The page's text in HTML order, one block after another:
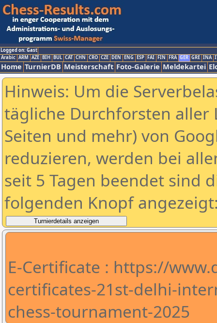
Logged on: Gast
Arabic ARM AZE BIH BUL CAT CHN CRO CZE DEN ENG ESP FAI FIN FRA GER GRE INA
Home TurnierDB Meisterschaft Foto-Galerie Meldekartei
Hinweis: Um die
tägliche Durchforsten aller
Seiten und mehr) von
reduzieren, werden bei
seit 5 Tagen beendet sind
folgenden Knopf
E-Certificate : https://
certificates-21st-delhi-
chess-tournament-2025